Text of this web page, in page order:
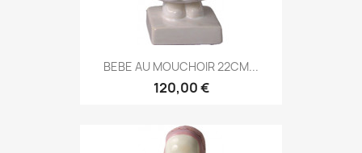
BEBE AU MOUCHOIR 22CM...
120,00 €